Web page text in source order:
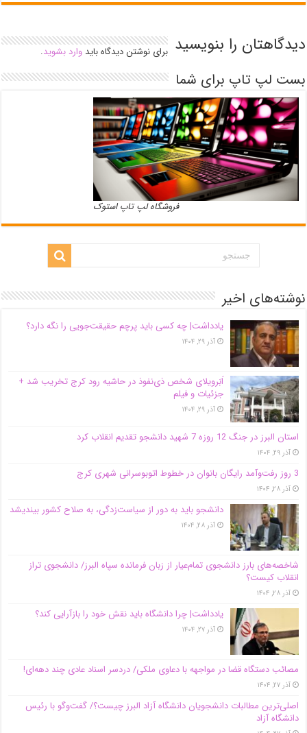
دیدگاهتان را بنویسید برای نوشتن دیدگاه بایدوارد بشوید.
بست لپ تاپ برای شما
فروشگاه لپ تاپ استوک
نوشته‌های اخیر
یادداشت| ‌چه کسی باید پرچم حقیقت‌جویی را نگه دارد؟
آذر ۲۹, ۱۴۰۴
اَبَر‌ویلای شخص ذی‌نفوذ در حاشیه‌ رود کرج تخریب شد +
جزئیات و فیلم
آذر ۲۹, ۱۴۰۴
استان البرز در جنگ 12 روزه 7 شهید دانشجو تقدیم انقلاب کرد
آذر ۲۹, ۱۴۰۴
3 روز رفت‌وآمد رایگان بانوان در خطوط اتوبوسرانی شهری کرج
آذر ۲۸, ۱۴۰۴
دانشجو باید به دور از سیاست‌زدگی، به صلاح کشور بیندیشد
آذر ۲۸, ۱۴۰۴
شاخصه‌های بارز دانشجوی تمام‌عیار از زبان فرمانده سپاه البرز/ دانشجوی تراز
انقلاب کیست؟
آذر ۲۸, ۱۴۰۴
یادداشت| چرا دانشگاه باید نقش خود را بازآرایی کند؟
آذر ۲۷, ۱۴۰۴
مصائب دستگاه قضا در مواجهه با دعاوی ملکی/ دردسر اسناد عادی چند‌ دهه‌ای!
آذر ۲۷, ۱۴۰۴
اصلی‌ترین مطالبات دانشجویان دانشگاه آزاد البرز چیست؟/ گفت‌وگو با رئیس
دانشگاه آز‌اد